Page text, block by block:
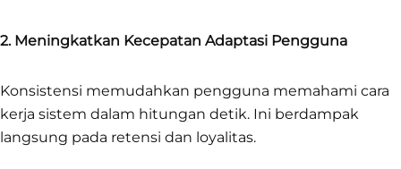
2. Meningkatkan Kecepatan Adaptasi Pengguna
Konsistensi memudahkan pengguna memahami cara
kerja sistem dalam hitungan detik. Ini berdampak
langsung pada retensi dan loyalitas.